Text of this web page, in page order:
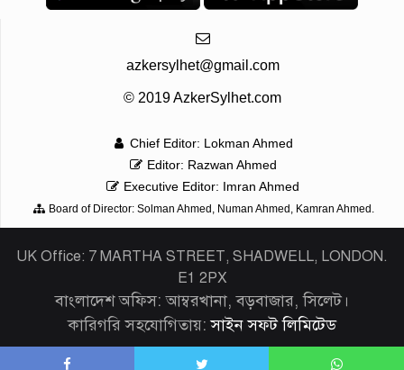
azkersylhet@gmail.com
© 2019 AzkerSylhet.com
Chief Editor: Lokman Ahmed
Editor: Razwan Ahmed
Executive Editor: Imran Ahmed
Board of Director: Solman Ahmed, Numan Ahmed, Kamran Ahmed.
UK Office: 7 MARTHA STREET, SHADWELL, LONDON.
E1 2PX
বাংলাদেশ অফিস: আম্বরখানা, বড়বাজার, সিলেট।
কারিগরি সহযোগিতায়:সাইন সফট লিমিটেড